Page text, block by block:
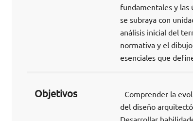
fundamentales y las
se subraya con
análisis inicial del
normativa y el
esenciales que
Objetivos
- Comprender la
del diseño